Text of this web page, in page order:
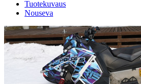
Tuotekuvaus
Nouseva